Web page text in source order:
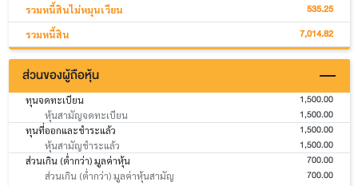
รวมหนี้สินไม่หมุนเวียน 535.25
รวมหนี้สิน 7,014.82
ส่วนของผู้ถือหุ้น
ทุนจดทะเบียน 1,500.00
หุ้นสามัญจดทะเบียน 1,500.00
ทุนที่ออกและชำระแล้ว 1,500.00
หุ้นสามัญชำระแล้ว 1,500.00
ส่วนเกิน (ต่ำกว่า) มูลค่าหุ้น 700.00
ส่วนเกิน (ต่ำกว่า) มูลค่าหุ้นสามัญ 700.00